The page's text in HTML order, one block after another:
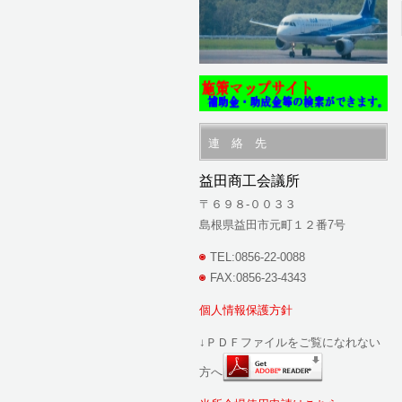
連 絡 先
益田商工会議所
〒６９８-００３３
島根県益田市元町１２番7号
TEL:0856-22-0088
FAX:0856-23-4343
個人情報保護方針
↓ＰＤＦファイルをご覧になれない
方へ